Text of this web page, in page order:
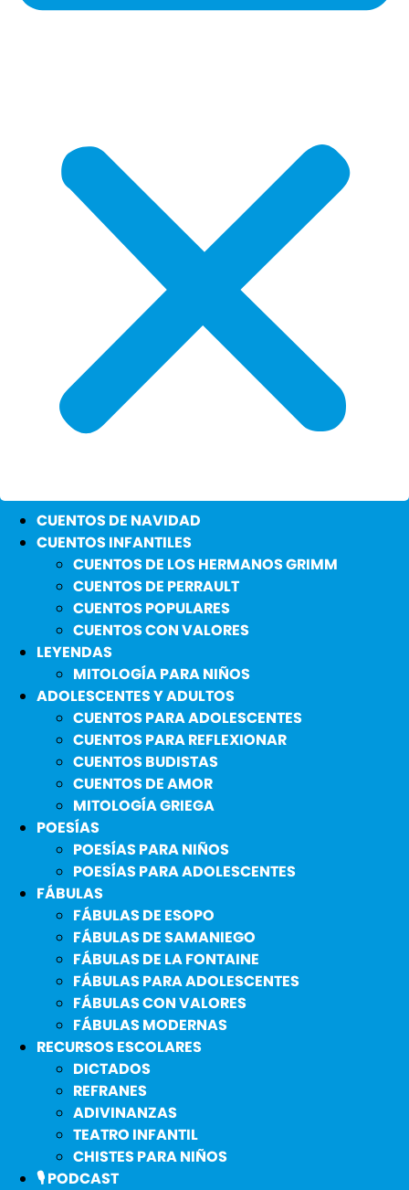
CUENTOS DE NAVIDAD
CUENTOS INFANTILES
CUENTOS DE LOS HERMANOS GRIMM
CUENTOS DE PERRAULT
CUENTOS POPULARES
CUENTOS CON VALORES
LEYENDAS
MITOLOGÍA PARA NIÑOS
ADOLESCENTES Y ADULTOS
CUENTOS PARA ADOLESCENTES
CUENTOS PARA REFLEXIONAR
CUENTOS BUDISTAS
CUENTOS DE AMOR
MITOLOGÍA GRIEGA
POESÍAS
POESÍAS PARA NIÑOS
POESÍAS PARA ADOLESCENTES
FÁBULAS
FÁBULAS DE ESOPO
FÁBULAS DE SAMANIEGO
FÁBULAS DE LA FONTAINE
FÁBULAS PARA ADOLESCENTES
FÁBULAS CON VALORES
FÁBULAS MODERNAS
RECURSOS ESCOLARES
DICTADOS
REFRANES
ADIVINANZAS
TEATRO INFANTIL
CHISTES PARA NIÑOS
🎙️ PODCAST